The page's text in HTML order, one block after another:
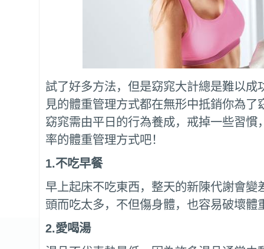
試了好多方法，但是窈窕大計總是難以成
見的體重管理方式都在無形中抵銷你為了
窈窕需由平日的行為養成，戒掉一些習慣
率的體重管理方式吧！
1.不吃早餐
早上起床不吃東西，整天的新陳代謝會變
頭而吃太多，不但傷身體，也容易破壞體
2.愛喝湯